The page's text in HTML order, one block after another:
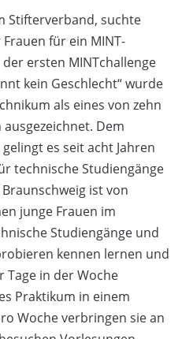
Stifterverband, suchte
für ein MINT-
ersten MINTchallenge
kein Geschlecht“ wurde
als eines von zehn
Dem
es seit acht Jahren
technische Studiengänge
ist von
junge Frauen im
Studiengänge und
kennen lernen und
Tage in der Woche
Praktikum in einem
Woche verbringen sie an